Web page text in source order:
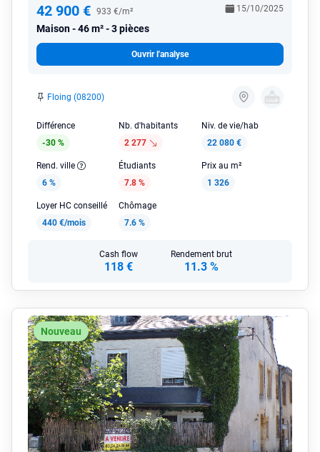
42 900 € 933 €/m²
Maison 46 m² - 3 pièces
15/10/2025
Ouvrir l'analyse
Floing (08200)
Différence
-30 %
Nb. d'habitants
2 277
Niv. de vie/hab
22 080 €
Rend. ville
6 %
Étudiants
7.8 %
Prix au m²
1 326
Loyer HC conseillé
440 €/mois
Chômage
7.6 %
Cash flow
118 €
Rendement brut
11.3 %
Nouveau